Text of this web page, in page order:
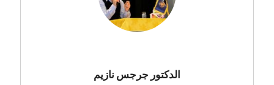
الدكتور جرجس نازيم